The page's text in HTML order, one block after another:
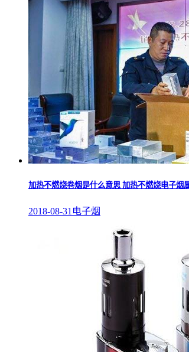
加热不燃烧卷烟是什么意思 加热不燃烧电子烟
2018-08-31 电子烟